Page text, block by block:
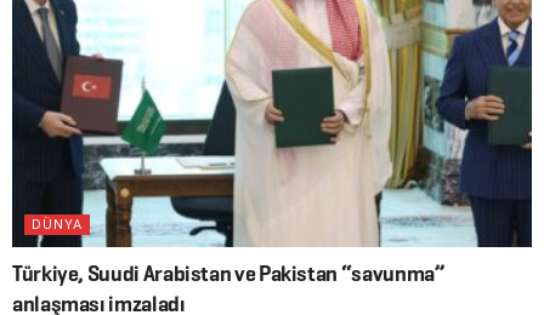
DÜNYA
Türkiye, Suudi Arabistan ve Pakistan “savunma”
anlaşması imzaladı